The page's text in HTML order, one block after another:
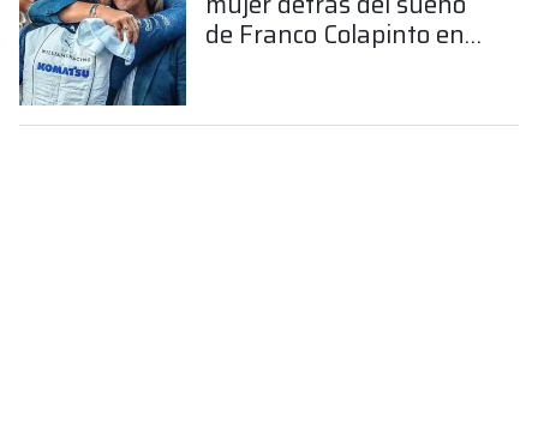
de Franco Colapinto en